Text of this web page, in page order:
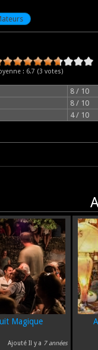
: 6.7 (3 votes)
8 / 10
8 / 10
4 / 10
Magique
Ajouté Il y a 7 années